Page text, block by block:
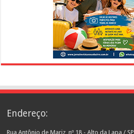
Endereço:
Rua Antônio de Mariz, nº 18 - Alto da Lapa / SP